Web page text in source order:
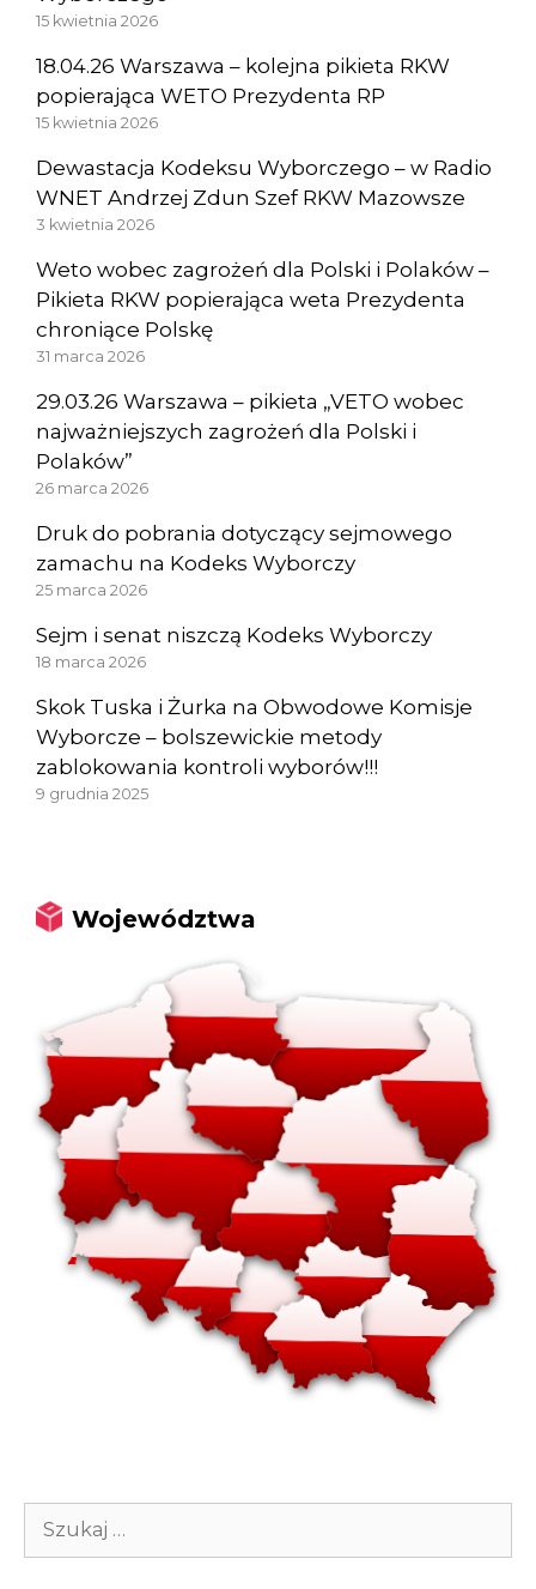
15 kwietnia 2026
18.04.26 Warszawa – kolejna pikieta RKW
popierająca WETO Prezydenta RP
15 kwietnia 2026
Dewastacja Kodeksu Wyborczego – w Radio
WNET Andrzej Zdun Szef RKW Mazowsze
3 kwietnia 2026
Weto wobec zagrożeń dla Polski i Polaków –
Pikieta RKW popierająca weta Prezydenta
chroniące Polskę
31 marca 2026
29.03.26 Warszawa – pikieta „VETO wobec
najważniejszych zagrożeń dla Polski i
Polaków”
26 marca 2026
Druk do pobrania dotyczący sejmowego
zamachu na Kodeks Wyborczy
25 marca 2026
Sejm i senat niszczą Kodeks Wyborczy
18 marca 2026
Skok Tuska i Żurka na Obwodowe Komisje
Wyborcze – bolszewickie metody
zablokowania kontroli wyborów!!!
9 grudnia 2025
Województwa
Szukaj: